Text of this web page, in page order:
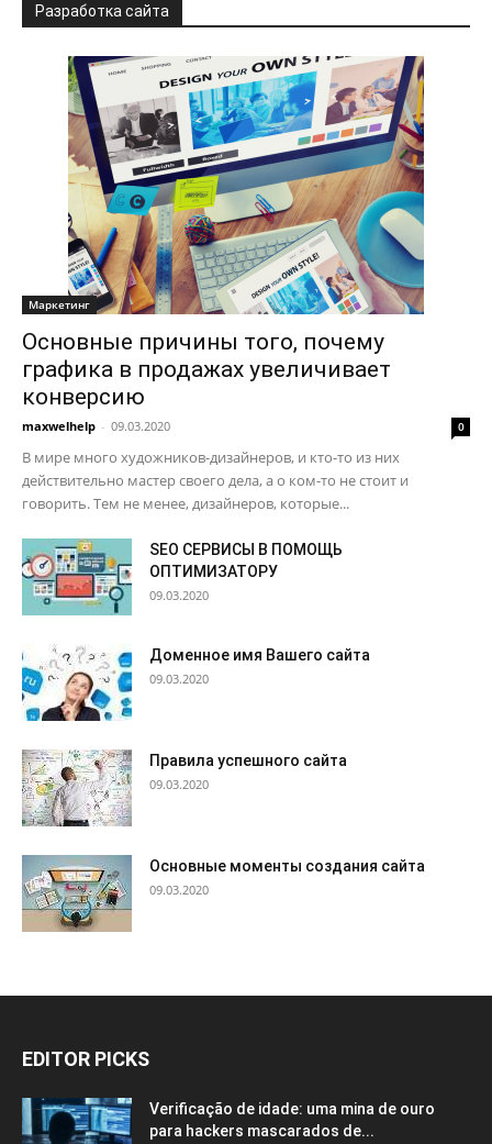
Разработка сайта
Маркетинг
Основные причины того, почему
графика в продажах увеличивает
конверсию
maxwelhelp - 09.03.2020 0
В мире много художников-дизайнеров, и кто-то из них
действительно мастер своего дела, а о ком-то не стоит и
говорить. Тем не менее, дизайнеров, которые...
SEO СЕРВИСЫ В ПОМОЩЬ
ОПТИМИЗАТОРУ
09.03.2020
Доменное имя Вашего сайта
09.03.2020
Правила успешного сайта
09.03.2020
Основные моменты создания сайта
09.03.2020
EDITOR PICKS
Verificação de idade: uma mina de ouro
para hackers mascarados de...